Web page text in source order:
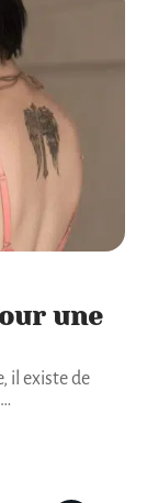
une
il existe de
…